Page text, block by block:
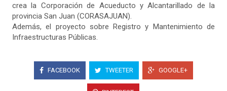
crea la Corporación de Acueducto y Alcantarillado de la
provincia San Juan (CORASAJUAN).
Además, el proyecto sobre Registro y Mantenimiento de
Infraestructuras Públicas.
FACEBOOK TWEETER GOOGLE+